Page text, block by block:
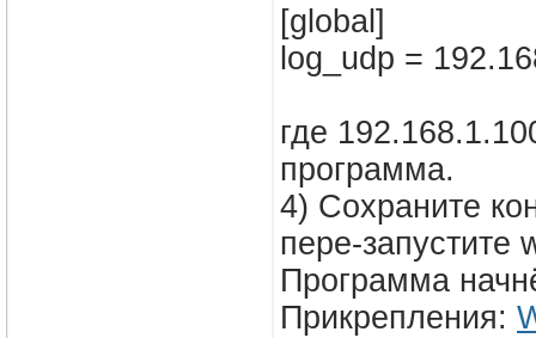
[global]
log_udp =
где
программа.
4) Сохраните
пере-запустите
Программа
Прикрепления: